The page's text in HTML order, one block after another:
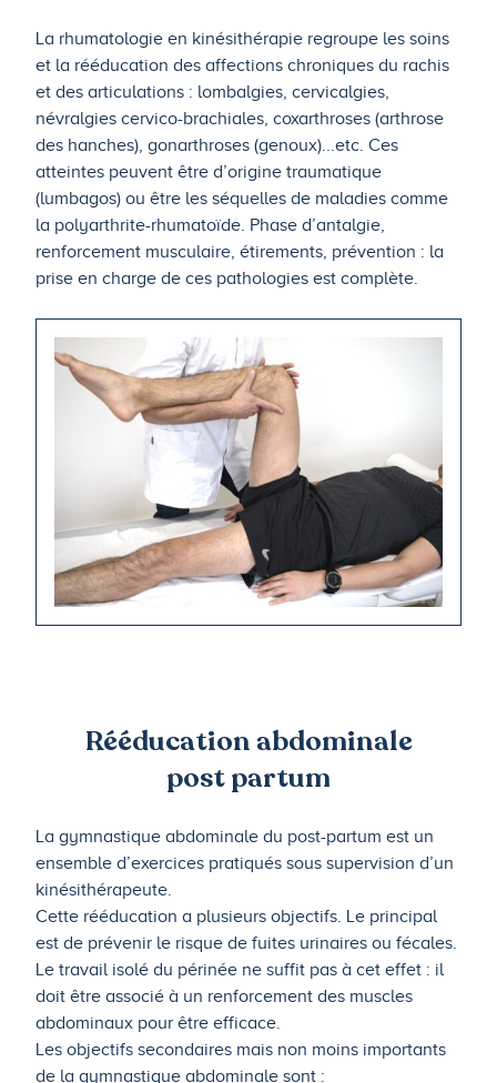
La rhumatologie en kinésithérapie regroupe les soins
et la rééducation des affections chroniques du rachis
et des articulations : lombalgies, cervicalgies,
névralgies cervico-brachiales, coxarthroses (arthrose
des hanches), gonarthroses (genoux)...etc. Ces
atteintes peuvent être d’origine traumatique
(lumbagos) ou être les séquelles de maladies comme
la polyarthrite-rhumatoïde. Phase d’antalgie,
renforcement musculaire, étirements, prévention : la
prise en charge de ces pathologies est complète.
Rééducation abdominale
post partum
La gymnastique abdominale du post-partum est un
ensemble d’exercices pratiqués sous supervision d’un
kinésithérapeute.
Cette rééducation a plusieurs objectifs. Le principal
est de prévenir le risque de fuites urinaires ou fécales.
Le travail isolé du périnée ne suffit pas à cet effet : il
doit être associé à un renforcement des muscles
abdominaux pour être efficace.
Les objectifs secondaires mais non moins importants
de la gymnastique abdominale sont :